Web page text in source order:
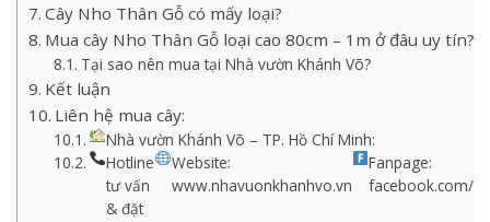
Cây Nho Thân Gỗ có mấy loại?
Mua cây Nho Thân Gỗ loại cao 80cm – 1m ở đâu uy tín?
Tại sao nên mua tại Nhà vườn Khánh Võ?
Kết luận
Liên hệ mua cây:
Nhà vườn Khánh Võ – TP. Hồ Chí Minh:
Hotline
tư vấn
& đặt
Website:
www.nhavuonkhanhvo.vn
Fanpage:
facebook.com/